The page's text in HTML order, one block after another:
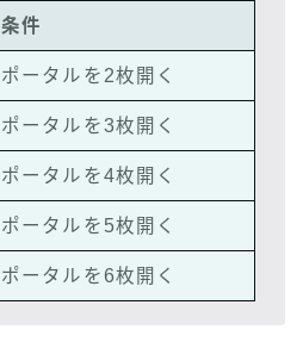
条件
ポータルを2枚開く
ポータルを3枚開く
ポータルを4枚開く
ポータルを5枚開く
ポータルを6枚開く